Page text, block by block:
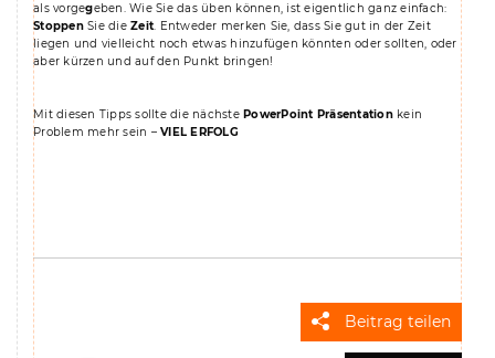
als vorgegeben. Wie Sie das üben können, ist eigentlich ganz einfach:
Stoppen Sie die Zeit. Entweder merken Sie, dass Sie gut in der Zeit
liegen und vielleicht noch etwas hinzufügen könnten oder sollten, oder
aber kürzen und auf den Punkt bringen!
Mit diesen Tipps sollte die nächste PowerPoint Präsentationkein
Problem mehr sein – VIEL ERFOLG
Beitrag teilen